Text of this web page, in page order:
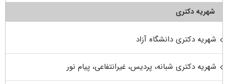
شهریه دکتری
شهریه دکتری دانشگاه آزاد
شهریه دکتری شبانه، پردیس، غیرانتفاعی، پیام نور